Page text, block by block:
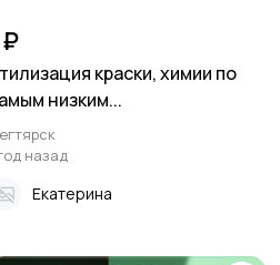
₽
краски, химии по
низким...
назад
Екатерина